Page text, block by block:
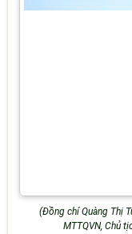
(Đồng chí Quàng Thị
MTTQVN, Chủ